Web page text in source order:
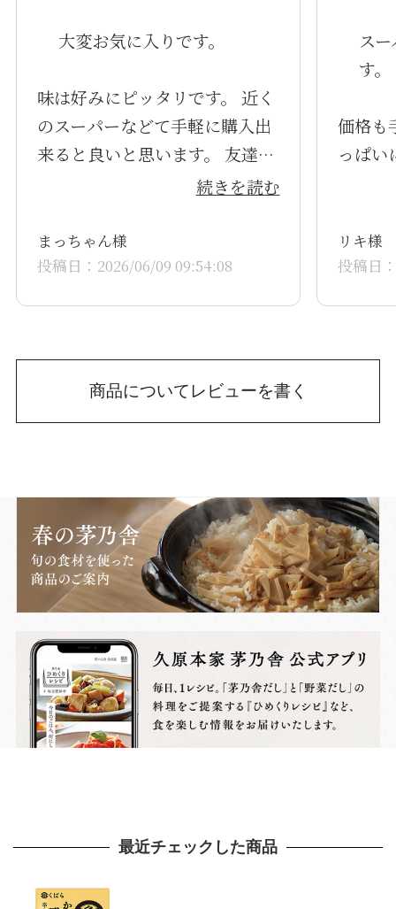
大変お気に入りです。
味は好みにピッタリです。 近く
のスーパーなどて手軽に購入出
来ると良いと思います。 友達に
も勧めるたいと思っています。
続きを読む
まっちゃん様
投稿日：2026/06/09 09:54:08
ス
す。
価格も
っぱい
リキ様
投稿日
商品についてレビューを書く
最近チェックした商品